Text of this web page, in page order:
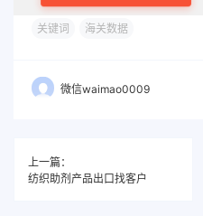
关键词 海关数据
微信waimao0009
上一篇：
纺织助剂产品出口找客户